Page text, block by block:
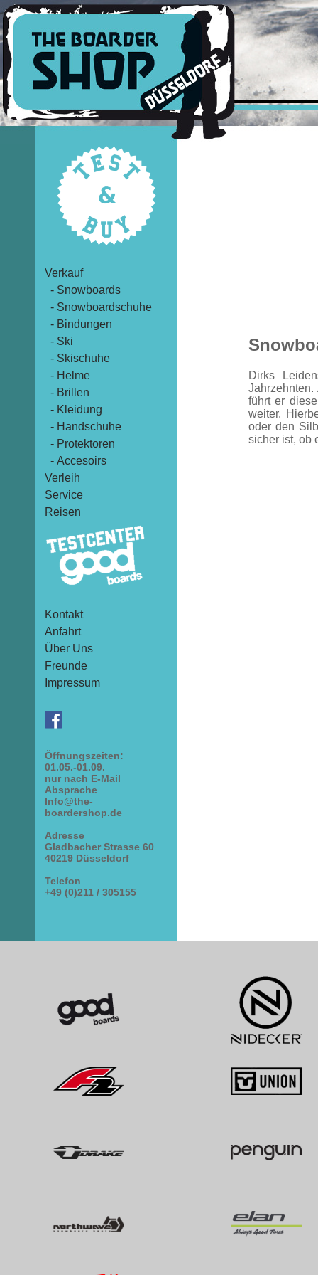
Verkauf
- Snowboards
- Snowboardschuhe
- Bindungen
- Ski
- Skischuhe
- Helme
- Brillen
- Kleidung
- Handschuhe
- Protektoren
- Accesoirs
Verleih
Service
Reisen
Kontakt
Anfahrt
Über Uns
Freunde
Impressum
Öffnungszeiten:
01.05.-01.09.
nur nach E-Mail
Absprache
Info@the-
boardershop.de
Adresse
Gladbacher Strasse 60
40219 Düsseldorf
Telefon
+49 (0)211 / 305155
Dirks
führt er
weiter.
oder den
sicher ist, ob